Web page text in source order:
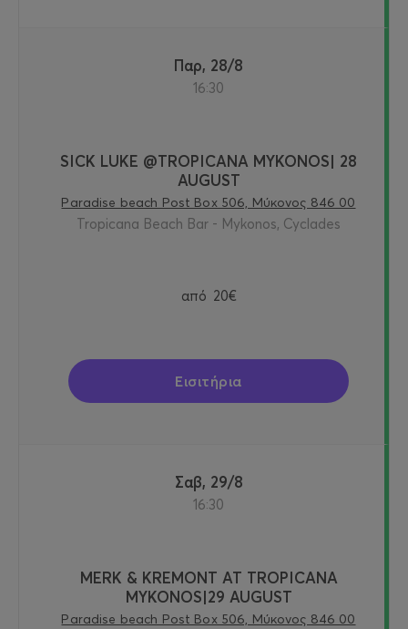
Παρ, 28/8
16:30
SICK LUKE @TROPICANA MYKONOS| 28
AUGUST
Paradise beach Post Box 506, Μύκονος 846 00
Tropicana Beach Bar - Mykonos, Cyclades
από 20€
Εισιτήρια
Σαβ, 29/8
16:30
MERK & KREMONT AT TROPICANA
MYKONOS|29 AUGUST
Paradise beach Post Box 506, Μύκονος 846 00